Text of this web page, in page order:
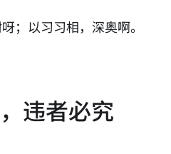
；以习习相，深奥啊。
违者必究